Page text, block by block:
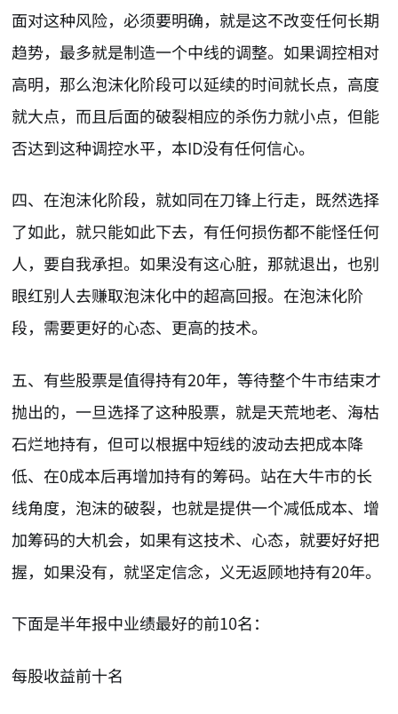
面对这种风险，必须要明确，就是这不改变任何长期
趋势，最多就是制造一个中线的调整。如果调控相对
高明，那么泡沫化阶段可以延续的时间就长点，高度
就大点，而且后面的破裂相应的杀伤力就小点，但能
否达到这种调控水平，本ID没有任何信心。
四、在泡沫化阶段，就如同在刀锋上行走，既然选择
了如此，就只能如此下去，有任何损伤都不能怪任何
人，要自我承担。如果没有这心脏，那就退出，也别
眼红别人去赚取泡沫化中的超高回报。在泡沫化阶
段，需要更好的心态、更高的技术。
五、有些股票是值得持有20年，等待整个牛市结束才
抛出的，一旦选择了这种股票，就是天荒地老、海枯
石烂地持有，但可以根据中短线的波动去把成本降
低、在0成本后再增加持有的筹码。站在大牛市的长
线角度，泡沫的破裂，也就是提供一个减低成本、增
加筹码的大机会，如果有这技术、心态，就要好好把
握，如果没有，就坚定信念，义无返顾地持有20年。
下面是半年报中业绩最好的前10名：
每股收益前十名